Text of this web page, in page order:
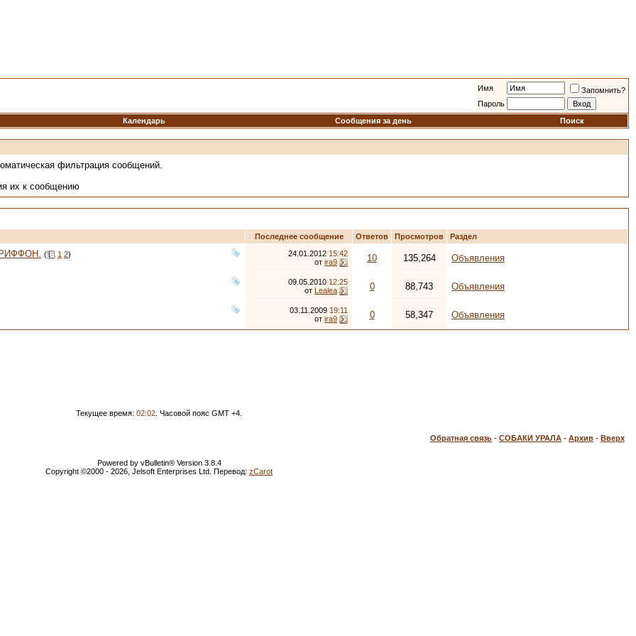
Имя
Запомнить?
Пароль
Календарь
Сообщения за день Поиск
фильтрация сообщений.
их к сообщению
Последнее сообщение Ответов Просмотров Раздел
( 1 2) 24.01.2012 15:42
от ira9 10 135,264 Объявления
09.05.2010 12:25
от Lealea 0 88,743 Объявления
03.11.2009 19:11
от ira9 0 58,347 Объявления
Текущее время: 02:02 . Часовой пояс GMT +4.
Обратная связь - СОБАКИ УРАЛА - Архив - Вверх
Powered by vBulletin® Version 3.8.4
Copyright ©2000 - 2026, Jelsoft Enterprises Ltd. Перевод: zCarot